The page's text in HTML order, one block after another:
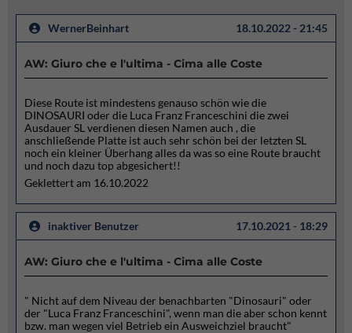
WernerBeinhart 18.10.2022 - 21:45
AW: Giuro che e l'ultima - Cima alle Coste
Diese Route ist mindestens genauso schön wie die
DINOSAURI oder die Luca Franz Franceschini die zwei
Ausdauer SL verdienen diesen Namen auch , die
anschließende Platte ist auch sehr schön bei der letzten SL
noch ein kleiner Überhang alles da was so eine Route braucht
und noch dazu top abgesichert!!
Geklettert am 16.10.2022
inaktiver Benutzer 17.10.2021 - 18:29
AW: Giuro che e l'ultima - Cima alle Coste
" Nicht auf dem Niveau der benachbarten "Dinosauri" oder
der "Luca Franz Franceschini", wenn man die aber schon kennt
bzw. man wegen viel Betrieb ein Ausweichziel braucht"